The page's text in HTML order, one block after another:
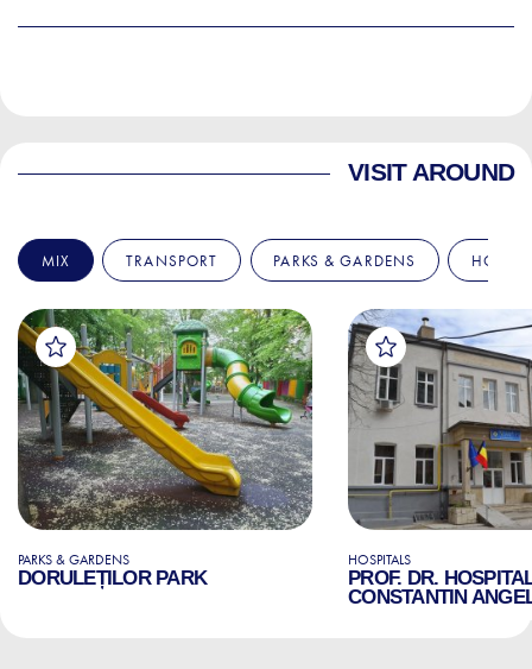
VISIT AROUND
MIX TRANSPORT PARKS & GARDENS
PARKS & GARDENS
DORULEȚILOR PARK
HOSPITALS
PROF. DR.
CONSTANTIN